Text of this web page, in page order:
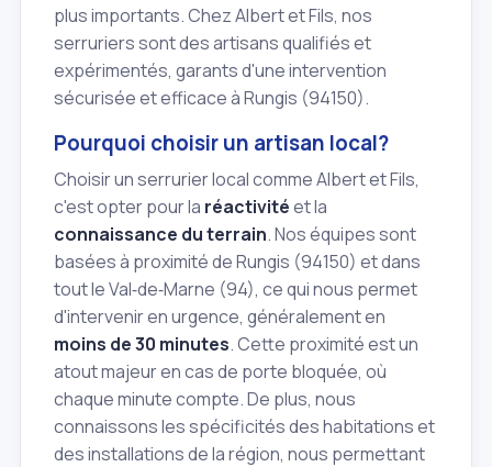
plus importants. Chez Albert et Fils, nos
serruriers sont des artisans qualifiés et
expérimentés, garants d'une intervention
sécurisée et efficace à Rungis (94150).
Pourquoi choisir un artisan local?
Choisir un serrurier local comme Albert et Fils,
c'est opter pour la réactivitéet la
connaissance du terrain. Nos équipes sont
basées à proximité de Rungis (94150) et dans
tout le Val‑de‑Marne (94), ce qui nous permet
d'intervenir en urgence, généralement en
moins de 30 minutes. Cette proximité est un
atout majeur en cas de porte bloquée, où
chaque minute compte. De plus, nous
connaissons les spécificités des habitations et
des installations de la région, nous permettant